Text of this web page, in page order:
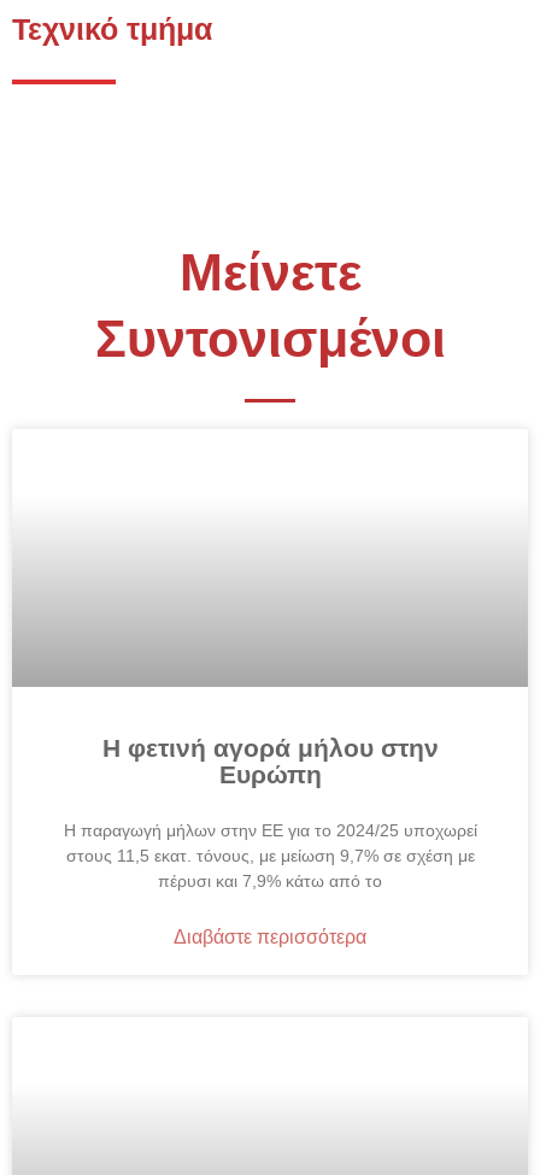
Τεχνικό τμήμα
Μείνετε
Συντονισμένοι
Η φετινή αγορά μήλου στην
Ευρώπη
Η παραγωγή μήλων στην ΕΕ για το 2024/25 υποχωρεί
στους 11,5 εκατ. τόνους, με μείωση 9,7% σε σχέση με
πέρυσι και 7,9% κάτω από το
Διαβάστε περισσότερα